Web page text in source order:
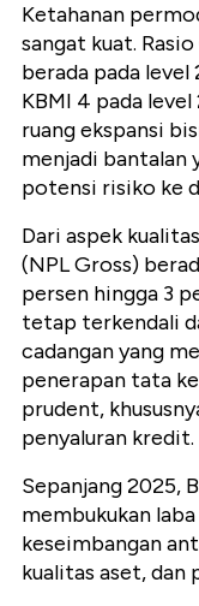
Ketahanan
sangat kuat.
berada pada level
KBMI 4 pada
ruang ekspansi
menjadi bantalan
potensi risiko ke
Dari aspek
(NPL Gross)
persen hingga 3
tetap terkendali
cadangan yang
penerapan tata
prudent,
penyaluran kredit.
Sepanjang 2025,
membukukan
keseimbangan
kualitas aset, dan